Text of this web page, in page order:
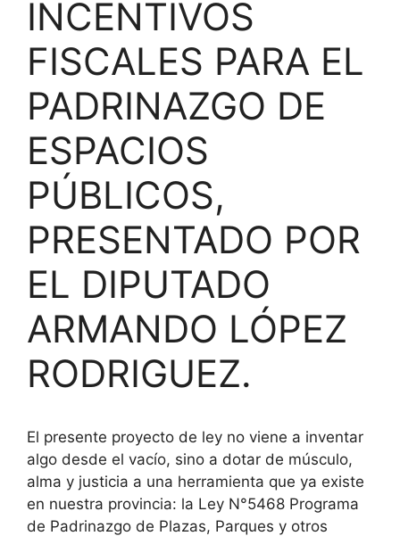
INCENTIVOS
FISCALES PARA EL
PADRINAZGO DE
ESPACIOS
PÚBLICOS,
PRESENTADO POR
EL DIPUTADO
ARMANDO LÓPEZ
RODRIGUEZ.
El presente proyecto de ley no viene a inventar
algo desde el vacío, sino a dotar de músculo,
alma y justicia a una herramienta que ya existe
en nuestra provincia: la Ley N°5468 Programa
de Padrinazgo de Plazas, Parques y otros